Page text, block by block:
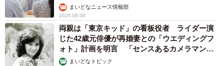
まいどなニュース情報部
2026.08.08
両親は「東京キッド」の看板役者 ライダー演
じた42歳元俳優が再婚妻との「ウエディングフ
ォト」計画を明言 「センスあるカメラマン求
む」まいどなトピック